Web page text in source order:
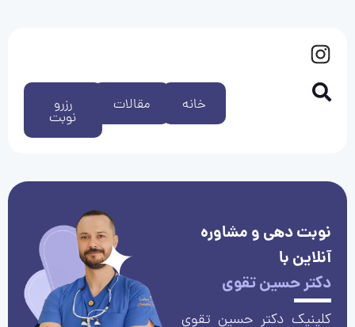
رزرو
نوبت
مقالات خانه
نوبت دهی و مشاوره
آنلاین با
دکتر حسین تقوی
کلینیک دکتر حسین تقوی